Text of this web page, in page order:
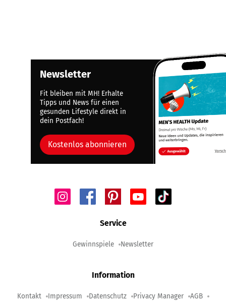
Newsletter
Fit bleiben mit MH! Erhalte
Tipps und News für einen
gesunden Lifestyle direkt in
dein Postfach!
Kostenlos abonnieren
Service
Gewinnspiele Newsletter
Information
Kontakt Impressum Datenschutz Privacy Manager AGB